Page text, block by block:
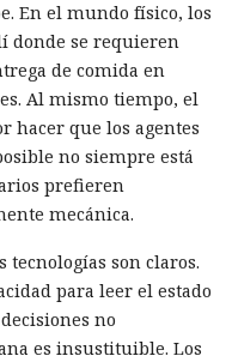
En el mundo físico, los
donde se requieren
de comida en
Al mismo tiempo, el
hacer que los agentes
no siempre está
prefieren
mecánica.
son claros.
para leer el estado
no
es insustituible. Los